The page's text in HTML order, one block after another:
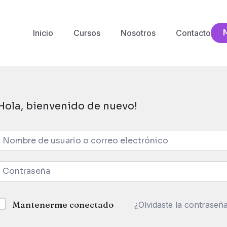
Inicio Cursos Nosotros Contacto
bienvenido de nuevo!
Mantenerme conectado ¿Olvidaste la